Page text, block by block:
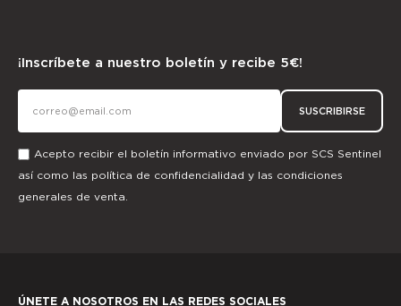
¡Inscríbete a nuestro boletín y recibe 5€!
SUSCRIBIRSE
Acepto recibir el boletín informativo enviado por SCS Sentinel
así como las política de confidencialidad y las condiciones
generales de venta.
ÚNETE A NOSOTROS EN LAS REDES SOCIALES